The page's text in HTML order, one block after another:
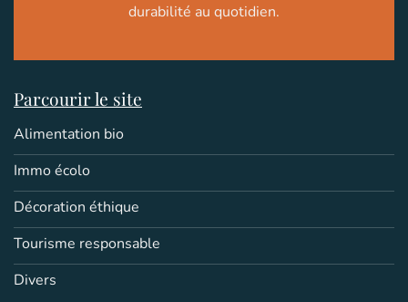
durabilité au quotidien.
Parcourir le site
Alimentation bio
Immo écolo
Décoration éthique
Tourisme responsable
Divers